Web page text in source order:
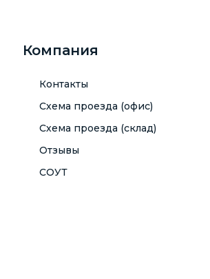
Компания
Контакты
Схема проезда (офис)
Схема проезда (склад)
Отзывы
СОУТ